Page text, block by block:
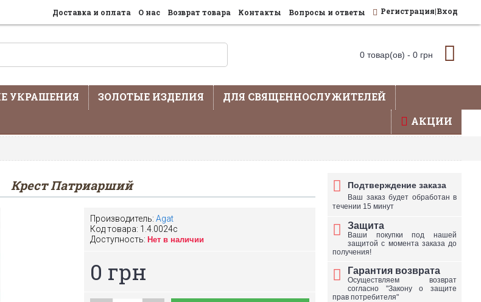
Доставка и оплата О нас Возврат товара Контакты Вопросы и ответы Регистрация|Вход
0 товар(ов) - 0 грн
УКРАШЕНИЯ ЗОЛОТЫЕ ИЗДЕЛИЯ
ДЛЯ СВЯЩЕННОСЛУЖИТЕЛЕЙ
АКЦИИ
На сайте представлена не вся продукция - уточняйте по телефону
Подтверждение заказа
Ваш заказ будет обработан в
течении 15 минут
Защита
Ваши покупки под нашей
защитой с момента заказа до
получения!
Гарантия возврата
Осуществляем возврат
согласно "Закону о защите
прав потребителя"
Крест Патриарший
Производитель: Agat
Код товара: 1.4.0024с
Доступность: Нет в наличии
0 грн